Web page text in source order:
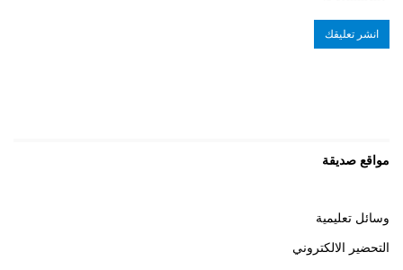
مواقع صديقة
وسائل تعليمية
التحضير الالكتروني